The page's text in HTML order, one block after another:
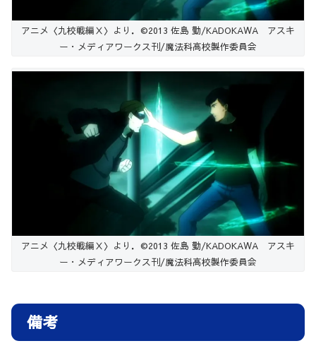
アニメ〈九校戦編Ⅹ〉より．©2013 佐島 勤/KADOKAWA アスキ
ー・メディアワークス刊/魔法科高校製作委員会
アニメ〈九校戦編Ⅹ〉より．©2013 佐島 勤/KADOKAWA アスキ
ー・メディアワークス刊/魔法科高校製作委員会
備考